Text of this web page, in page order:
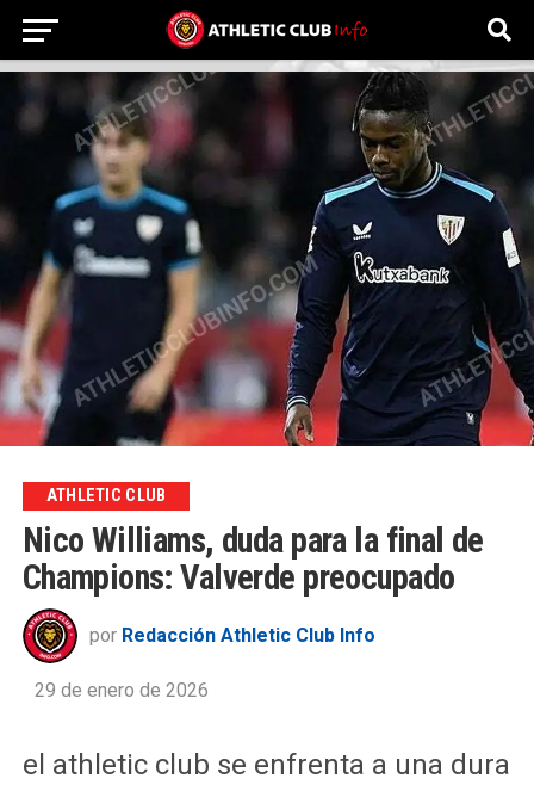
ATHLETIC CLUB
Nico Williams, duda para la final de
Champions: Valverde preocupado
por Redacción Athletic Club Info
29 de enero de 2026
el athletic club se enfrenta a una dura